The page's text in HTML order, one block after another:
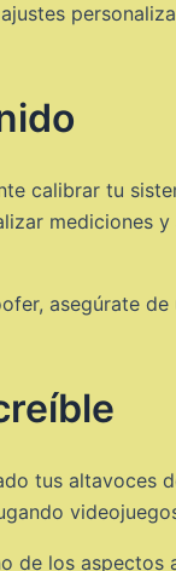
calibrar tu
mediciones
asegúrate
tus
de los